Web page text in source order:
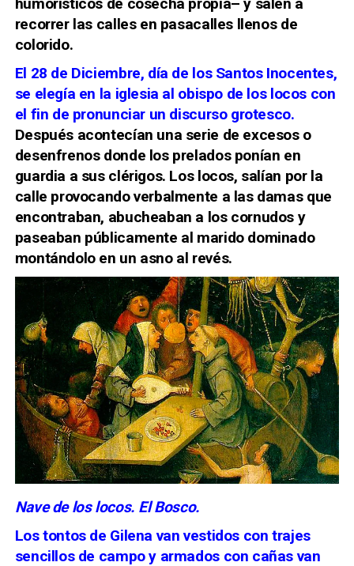
recorrer las calles en pasacalles llenos de
colorido.
El 28 de Diciembre, día de los Santos Inocentes,
se elegía en la iglesia al obispo de los locos con
el fin de pronunciar un discurso grotesco.
Después acontecían una serie de excesos o
desenfrenos donde los prelados ponían en
guardia a sus clérigos. Los locos, salían por la
calle provocando verbalmente a las damas que
encontraban, abucheaban a los cornudos y
paseaban públicamente al marido dominado
montándolo en un asno al revés.
Nave de los locos. El Bosco.
Los tontos de Gilena van vestidos con trajes
sencillos de campo y armados con cañas van